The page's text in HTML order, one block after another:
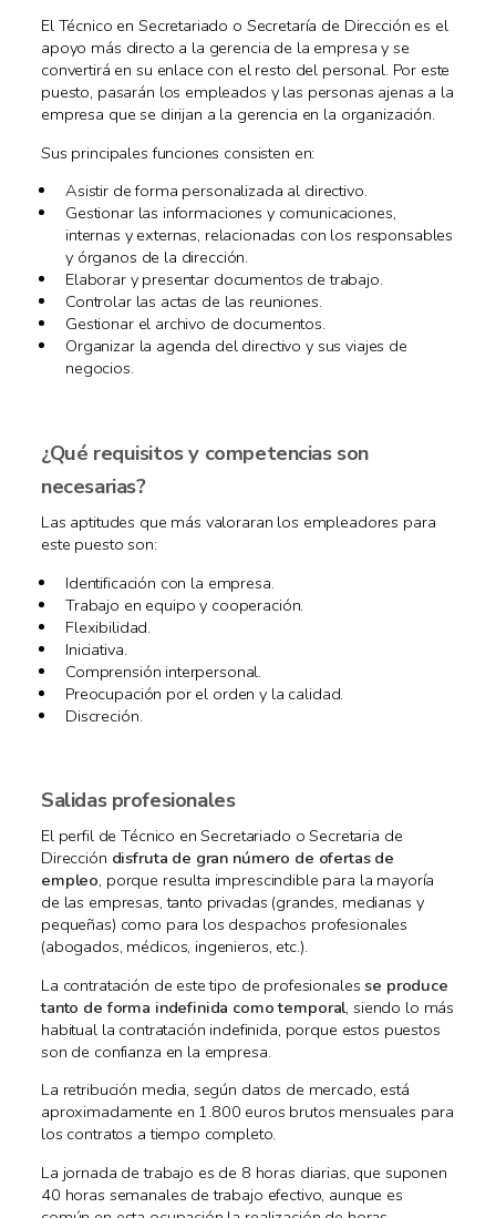
El Técnico en Secretariado o Secretaría de Dirección es el
apoyo más directo a la gerencia de la empresa y se
convertirá en su enlace con el resto del personal. Por este
puesto, pasarán los empleados y las personas ajenas a la
empresa que se dirijan a la gerencia en la organización.
Sus principales funciones consisten en:
Asistir de forma personalizada al directivo.
Gestionar las informaciones y comunicaciones,
internas y externas, relacionadas con los responsables
y órganos de la dirección.
Elaborar y presentar documentos de trabajo.
Controlar las actas de las reuniones.
Gestionar el archivo de documentos.
Organizar la agenda del directivo y sus viajes de
negocios.
¿Qué requisitos y competencias son
necesarias?
Las aptitudes que más valoraran los empleadores para
este puesto son:
Identificación con la empresa.
Trabajo en equipo y cooperación.
Flexibilidad.
Iniciativa.
Comprensión interpersonal.
Preocupación por el orden y la calidad.
Discreción.
Salidas profesionales
El perfil de Técnico en Secretariado o Secretaria de
Dirección disfruta de gran número de ofertas de
empleo, porque resulta imprescindible para la mayoría
de las empresas, tanto privadas (grandes, medianas y
pequeñas) como para los despachos profesionales
(abogados, médicos, ingenieros, etc.).
La contratación de este tipo de profesionalesse produce
tanto de forma indefinida como temporal, siendo lo más
habitual la contratación indefinida, porque estos puestos
son de confianza en la empresa.
La retribución media, según datos de mercado, está
aproximadamente en 1.800 euros brutos mensuales para
los contratos a tiempo completo.
La jornada de trabajo es de 8 horas diarias, que suponen
40 horas semanales de trabajo efectivo, aunque es